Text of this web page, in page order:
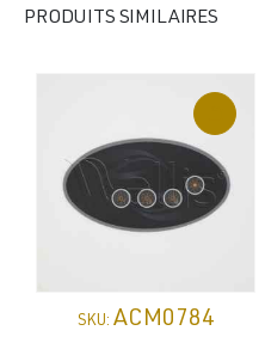
PRODUITS SIMILAIRES
SKU: ACM0784